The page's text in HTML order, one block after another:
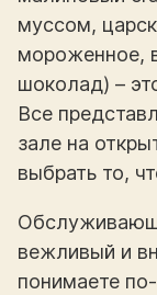
муссом,
мороженное,
шоколад) –
Все
зале на
выбрать то,
вежливый и
понимаете